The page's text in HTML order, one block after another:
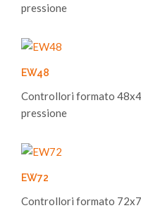
pressione
EW48
Controllori formato
pressione
EW72
Controllori formato